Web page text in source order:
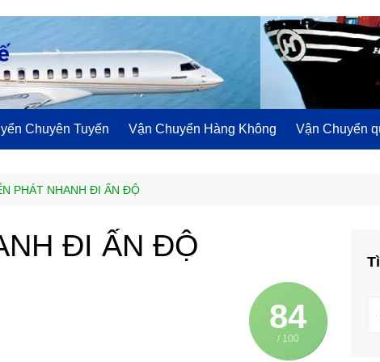
Chuyên Tuyến Vận Chuyển Hàng Không Vận Chuyển
PHÁT NHANH ĐI ẤN ĐỘ
ĐI ẤN ĐỘ
84
/ 100